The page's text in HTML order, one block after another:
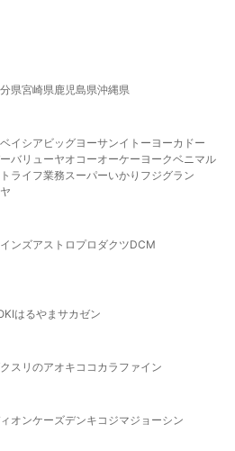
県宮崎県鹿児島県沖縄県
ベイシア ビッグヨーサンイトーヨーカドー
バリューヤオコーオーケー ヨークベニマル
ライフ業務スーパーいかり フジグラン
ンズアストロプロダクツDCM
はるやま サカゼン
クスリのアオキ ココカラファイン
オンケーズデンキ コジマジョーシン